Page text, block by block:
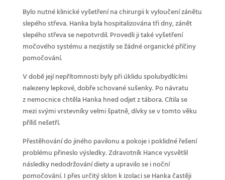
Bylo nutné klinické vyšetření na chirurgii k vyloučení zánětu
slepého střeva. Hanka byla hospitalizována tři dny, zánět
slepého střeva se nepotvrdil. Provedli ji také vyšetření
močového systému a nezjistily se žádné organické příčiny
pomočování.
V době její nepřítomnosti byly při úklidu spolubydlícími
nalezeny lepkové, dobře schované sušenky. Po návratu
z nemocnice chtěla Hanka hned odjet z tábora. Cítila se
mezi svými vrstevníky velmi špatně, dívky se v tomto věku
příliš nešetří.
Přestěhování do jiného pavilonu a pokoje i poklidné řešení
problému přineslo výsledky. Zdravotník Hance vysvětlil
následky nedodržování diety a upravilo se i noční
pomočování. I přes určitý sklon k izolaci se Hanka častěji